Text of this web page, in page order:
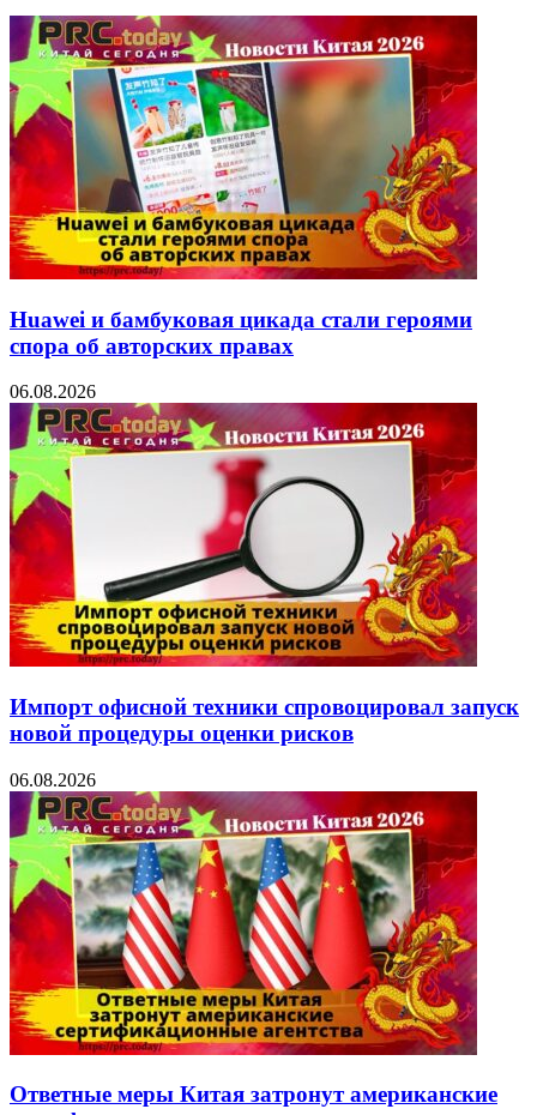
Huawei и бамбуковая цикада стали героями
спора об авторских правах
06.08.2026
Импорт офисной техники спровоцировал запуск
новой процедуры оценки рисков
06.08.2026
Ответные меры Китая затронут американские